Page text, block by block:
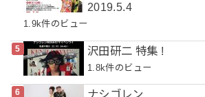
2019.5.4
1.9k件のビュー
沢田研二 特集 !
1.8k件のビュー
ナシゴレン